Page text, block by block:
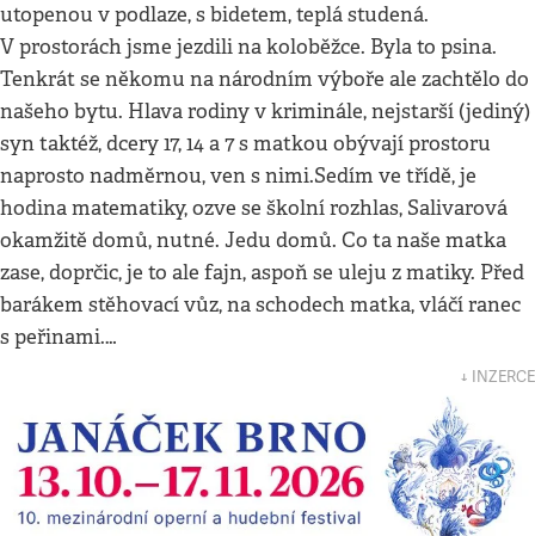
utopenou v podlaze, s bidetem, teplá studená.
V prostorách jsme jezdili na koloběžce. Byla to psina.
Tenkrát se někomu na národním výboře ale zachtělo do
našeho bytu. Hlava rodiny v kriminále, nejstarší (jediný)
syn taktéž, dcery 17, 14 a 7 s matkou obývají prostoru
naprosto nadměrnou, ven s nimi.Sedím ve třídě, je
hodina matematiky, ozve se školní rozhlas, Salivarová
okamžitě domů, nutné. Jedu domů. Co ta naše matka
zase, doprčic, je to ale fajn, aspoň se uleju z matiky. Před
barákem stěhovací vůz, na schodech matka, vláčí ranec
s peřinami.…
↓ INZERCE